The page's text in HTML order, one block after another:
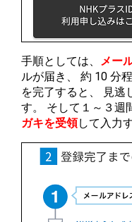
手順としては、 メー
ルが届き、 約 10 分
を完了すると、 見逃
す。 そして１～３週
ガキを受領して入力